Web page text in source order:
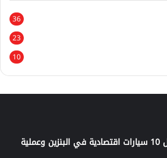
36
23
10
افضل 10 سيارات اقتصادية في البنزين وعملية